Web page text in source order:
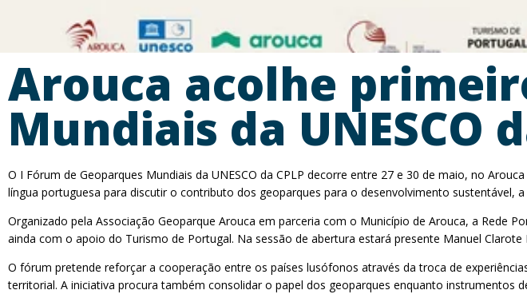
Arouca acolhe
Mundiais da UNESCO
O I Fórum de Geoparques Mundiais da UNESCO da CPLP decorre entre 27 e 30 de maio, no
língua portuguesa para discutir o contributo dos geoparques para o desenvolvimento sustentável,
Organizado pela Associação Geoparque Arouca em parceria com o Município de Arouca, a Rede
ainda com o apoio do Turismo de Portugal. Na sessão de abertura estará presente Manuel
O fórum pretende reforçar a cooperação entre os países lusófonos através da troca de
territorial. A iniciativa procura também consolidar o papel dos geoparques enquanto